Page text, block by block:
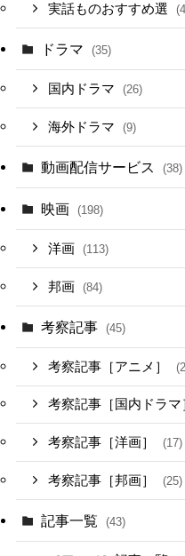
実話ものおすすめ選
ドラマ (35)
国内ドラマ (26)
海外ドラマ (9)
動画配信サービス (38)
映画 (198)
洋画 (113)
邦画 (84)
考察記事 (45)
考察記事［アニメ］
考察記事［国内ドラマ
考察記事［洋画］ (17)
考察記事［邦画］ (25)
記事一覧 (43)